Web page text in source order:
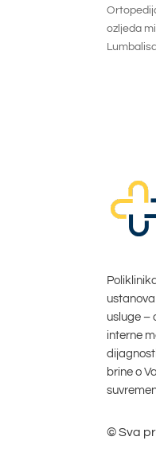
ozljeda
usluge –
interne
brine o
© Sva